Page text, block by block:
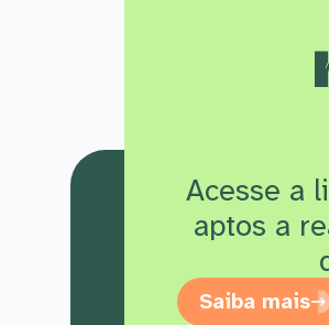
Acesse a
aptos a
Saiba mais